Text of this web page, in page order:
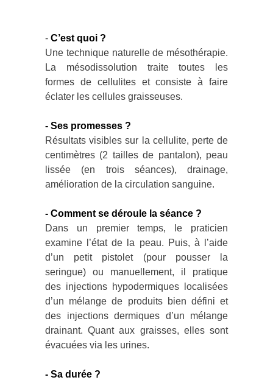
- C’est quoi ?
Une technique naturelle de mésothérapie.
La mésodissolution traite toutes les
formes de cellulites et consiste à faire
éclater les cellules graisseuses.
- Ses promesses ?
Résultats visibles sur la cellulite, perte de
centimètres (2 tailles de pantalon), peau
lissée (en trois séances), drainage,
amélioration de la circulation sanguine.
- Comment se déroule la séance ?
Dans un premier temps, le praticien
examine l’état de la peau. Puis, à l’aide
d’un petit pistolet (pour pousser la
seringue) ou manuellement, il pratique
des injections hypodermiques localisées
d’un mélange de produits bien défini et
des injections dermiques d’un mélange
drainant. Quant aux graisses, elles sont
évacuées via les urines.
- Sa durée ?